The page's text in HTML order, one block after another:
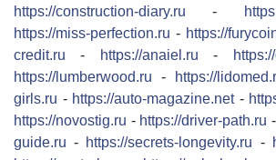
https://construction-diary.ru -
https://miss-perfection.ru - https://
credit.ru - https://anaiel.ru -
https://lumberwood.ru - https://
girls.ru - https://auto-magazine.net-
https://novostig.ru - https://driver-path.ru -
guide.ru - https://secrets-longevity.ru -